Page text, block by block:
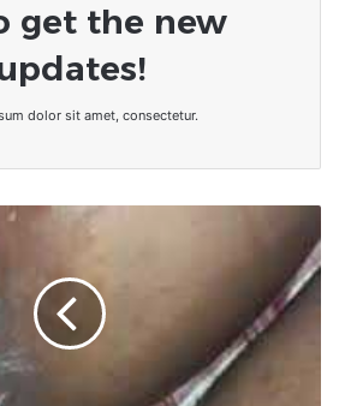
get the new
dolor sit amet, consectetur.